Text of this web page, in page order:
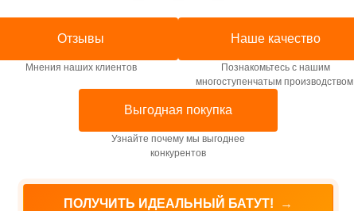
Отзывы
Мнения наших клиентов
Наше качество
Познакомьтесь с нашим
многоступенчатым производством.
Выгодная покупка
Узнайте почему мы выгоднее
конкурентов
ПОЛУЧИТЬ ИДЕАЛЬНЫЙ БАТУТ! →